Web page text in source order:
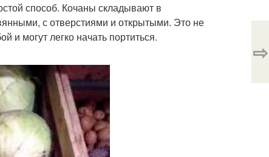
способ. Кочаны складывают в
с отверстиями и открытыми. Это не
и могут легко начать портиться.
⇨